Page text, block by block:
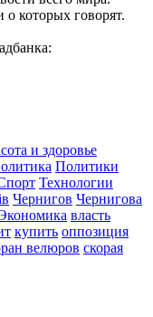
которых говорят.
и здоровье
Политики
Технологии
Чернигов Чернигова
власть
купить оппозиция
велюров скорая